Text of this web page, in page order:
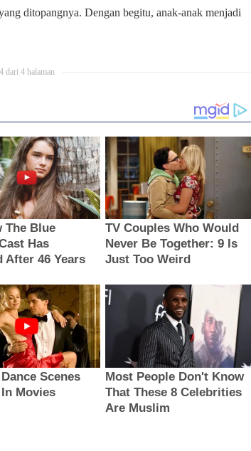
ditopangnya. Dengan begitu, anak-anak menjadi
4 dari 4 halaman